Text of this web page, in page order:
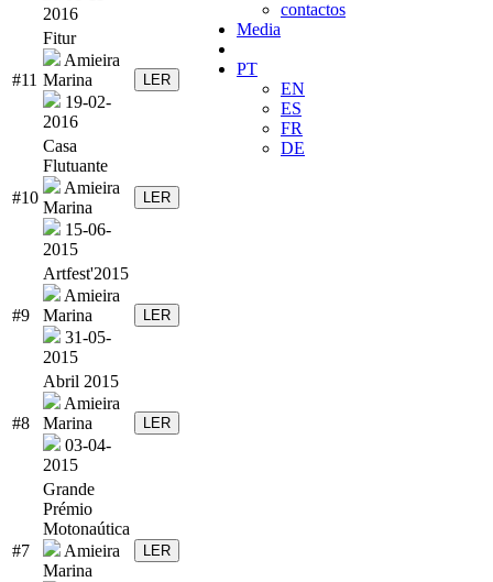
contactos
Media
PT
EN
ES
FR
DE
2016
#11
Fitur
Amieira
Marina
19-02-
2016
LER
#10
Casa
Flutuante
Amieira
Marina
15-06-
2015
LER
#9
Artfest'2015
Amieira
Marina
31-05-
2015
LER
#8
Abril 2015
Amieira
Marina
03-04-
2015
LER
#7
Grande
Prémio
Motonaútica
Amieira
Marina
LER